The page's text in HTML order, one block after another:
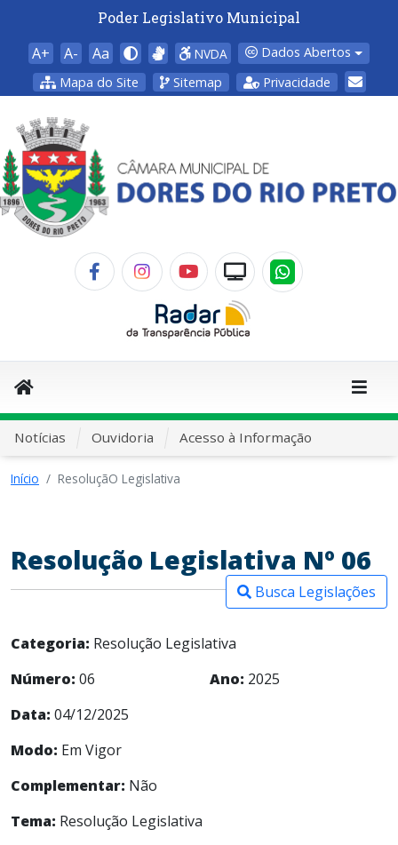
Poder Legislativo Municipal
A+ A- Aa NVDA
Dados Abertos
Mapa do Site
Sitemap Privacidade
Notícias Ouvidoria Acesso à Informação
Início ResoluçãO Legislativa
Resolução Legislativa Nº 06
Busca Legislações
Categoria: Resolução Legislativa
Número: 06 Ano: 2025
Data: 04/12/2025
Modo: Em Vigor
Complementar: Não
Tema: Resolução Legislativa